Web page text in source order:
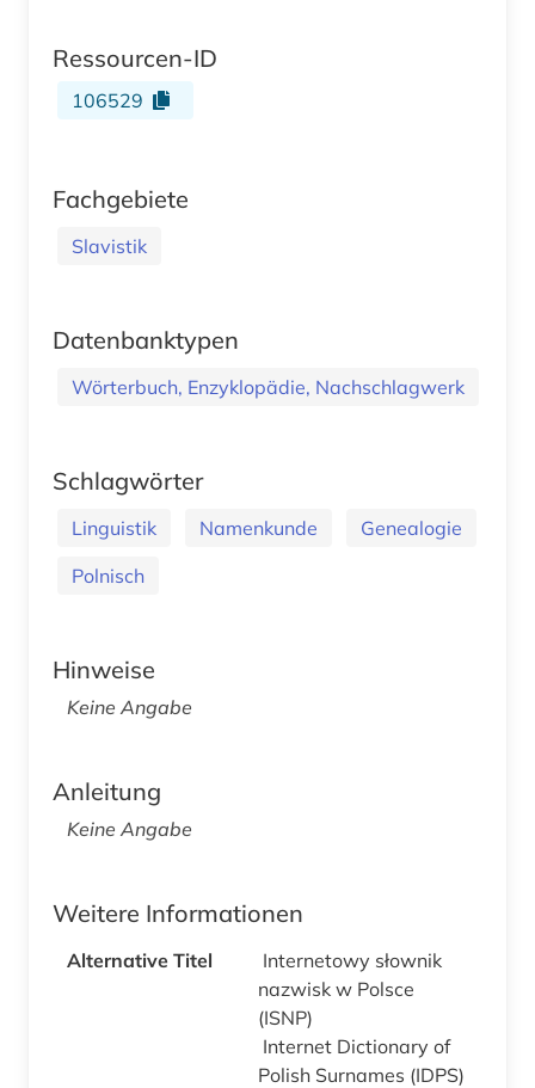
Ressourcen-ID
106529
Fachgebiete
Slavistik
Datenbanktypen
Wörterbuch, Enzyklopädie, Nachschlagwerk
Schlagwörter
Linguistik Namenkunde
Genealogie
Polnisch
Hinweise
Keine Angabe
Anleitung
Keine Angabe
Weitere Informationen
Alternative Titel
Internetowy słownik
nazwisk w Polsce
(ISNP)
Internet Dictionary of
Polish Surnames (IDPS)